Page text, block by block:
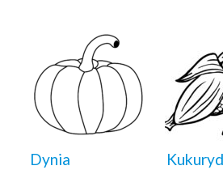
Dynia